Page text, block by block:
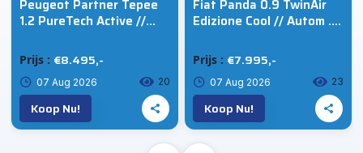
Peugeot Partner Tepee
1.2 PureTech Active //
Prijs : €8.495,-
07 Aug 2026 20
Koop Nu!
Fiat Panda 0.9 TwinAir
Edizione Cool // Autom .
Prijs : €7.995,-
07 Aug 2026 23
Koop Nu!